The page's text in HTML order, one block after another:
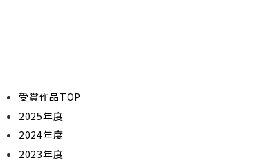
受賞作品TOP
2025年度
2024年度
2023年度